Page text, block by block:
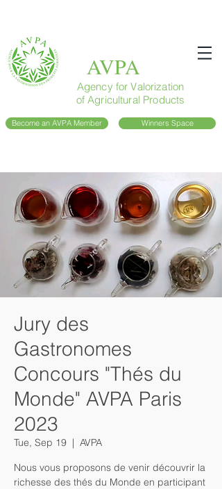
AVPA
Agency for Valorization
of Agricultural Products
Become an AVPA Member Winners Space
Jury des
Gastronomes
Concours "Thés du
Monde" AVPA Paris
2023
Tue, Sep 19
  |
AVPA
Nous vous proposons de venir découvrir la
richesse des thés du Monde en participant